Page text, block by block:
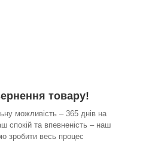
товару!
можливість – 365 днів на
спокій та впевненість – наш
зробити весь процес